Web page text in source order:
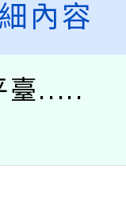
內容
臺.....